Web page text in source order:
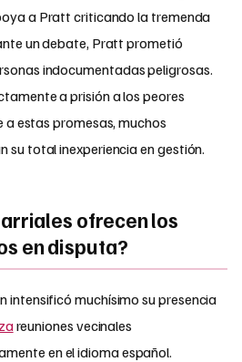
a Pratt criticando la tremenda
un debate, Pratt prometió
indocumentadas peligrosas.
a prisión a los peores
a estas promesas, muchos
su total inexperiencia en gestión.
ofrecen los
en disputa?
intensificó muchísimo su presencia
reuniones vecinales
en el idioma español.